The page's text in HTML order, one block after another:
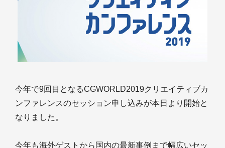
今年で9回目となるCGWORLD2019クリエイティブカ
ンファレンスのセッション申し込みが本日より開始と
なりました。
今年も海外ゲストから国内の最新事例まで幅広いセッ